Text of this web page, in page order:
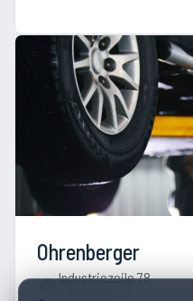
Ohrenberger
Industriezeile 78